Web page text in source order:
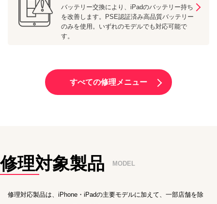
バッテリー交換により、iPadのバッテリー持ち
を改善します。PSE認証済み高品質バッテリー
のみを使用。いずれのモデルでも対応可能で
す。
すべての修理メニュー
修理対象製品 MODEL
修理対応製品は、iPhone・iPadの主要モデルに加えて、一部店舗を除